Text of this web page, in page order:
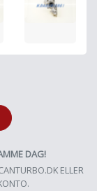
DAG!
ELLER